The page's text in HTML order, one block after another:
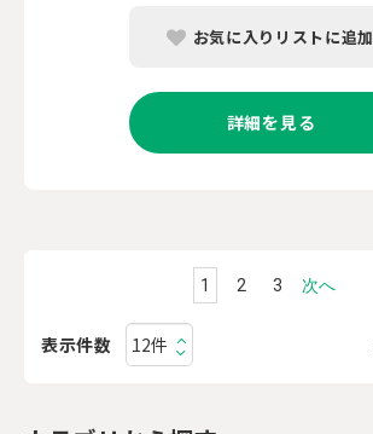
お気に入りリストに追加
詳細を見る
1 2 3 次へ
表示件数